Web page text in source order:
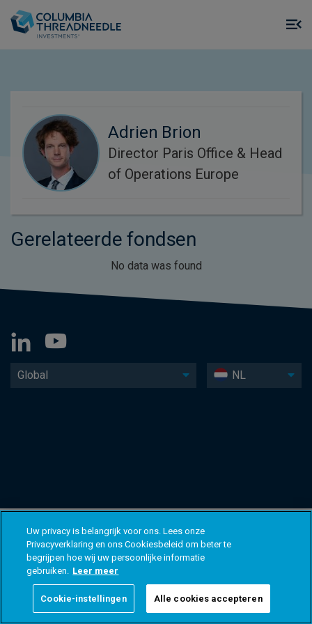
Adrien Brion
Director Paris Office & Head
of Operations Europe
Gerelateerde fondsen
No data was found
Global NL
Uw privacy is belangrijk voor ons. Lees onze
Privacyverklaring en ons Cookiesbeleid om beter te
begrijpen hoe wij uw persoonlijke informatie
gebruiken. Leer meer
Cookie-instellingen Alle cookies accepteren